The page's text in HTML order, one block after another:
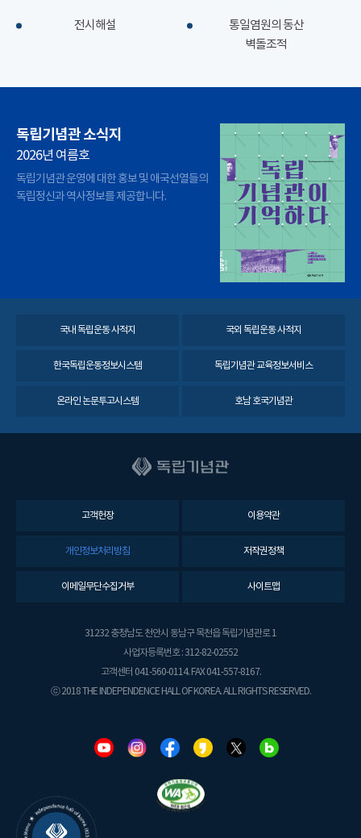
전시해설
통일염원의 동산
벽돌조적
독립기념관 소식지
2026년 여름호
독립기념관 운영에 대한 홍보 및 애국선열들의
독립정신과 역사정보를 제공합니다.
국내 독립운동 사적지 국외 독립운동 사적지
한국독립운동정보시스템 독립기념관 교육정보서비스
온라인 논문투고시스템 호남 호국기념관
고객헌장 이용약관
개인정보처리방침 저작권정책
이메일무단수집거부 사이트맵
31232 충청남도 천안시 동남구 목천읍 독립기념관로 1
사업자등록번호 : 312-82-02552
고객센터 041-560-0114. FAX 041-557-8167.
ⓒ 2018 THE INDEPENDENCE HALL OF KOREA. ALL RIGHTS RESERVED.